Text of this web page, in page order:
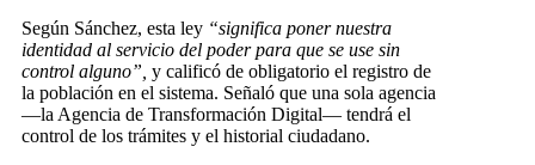
Según Sánchez, esta ley “significa poner nuestra
identidad al servicio del poder para que se use sin
control alguno”, y calificó de obligatorio el registro de
la población en el sistema. Señaló que una sola agencia
—la Agencia de Transformación Digital— tendrá el
control de los trámites y el historial ciudadano.